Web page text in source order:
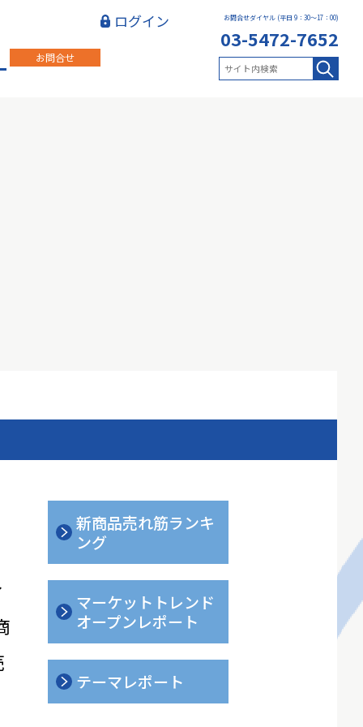
お問合せ
お問合せダイヤル (平日 9：30～17：00)
03-5472-7652
ログイン
新商品売れ筋ランキ
ング
マーケットトレンド
オープンレポート
テーマレポート